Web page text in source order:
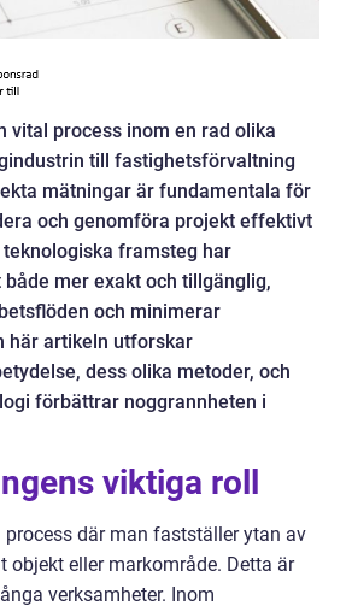
vital process inom en rad olika
till fastighetsförvaltning
mätningar är fundamentala för
och genomföra projekt effektivt
framsteg har
mer exakt och tillgänglig,
och minimerar
här artikeln utforskar
dess olika metoder, och
förbättrar noggrannheten i
viktiga roll
process där man fastställer ytan av
objekt eller markområde. Detta är
verksamheter. Inom